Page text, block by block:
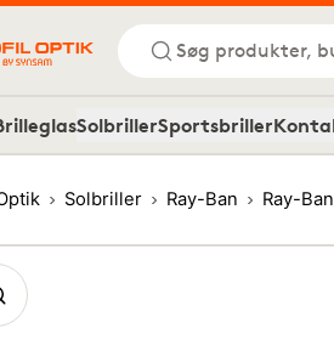
Søg produkter,
SolbrillerSportsbriller
Solbriller Ray-Ban Ray-